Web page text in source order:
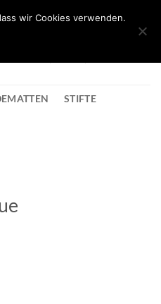
STIFTE
wir Cookies verwenden.